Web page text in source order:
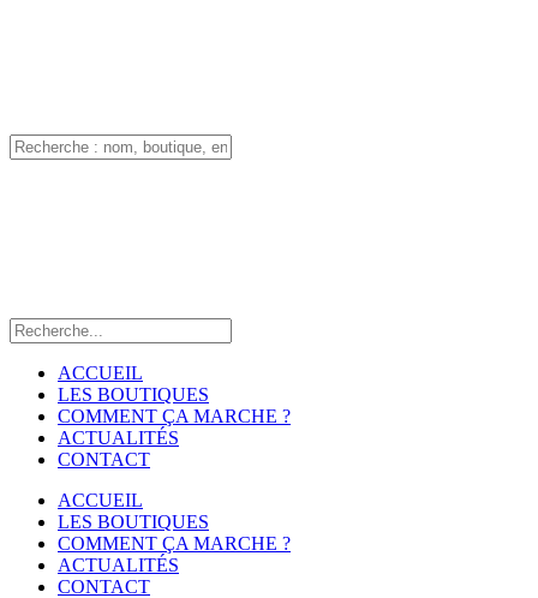
ACCUEIL
LES BOUTIQUES
COMMENT ÇA MARCHE ?
ACTUALITÉS
CONTACT
ACCUEIL
LES BOUTIQUES
COMMENT ÇA MARCHE ?
ACTUALITÉS
CONTACT